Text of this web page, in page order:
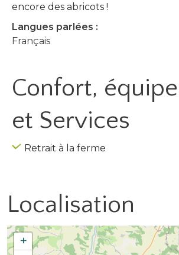
encore des abricots !
Langues parlées :
Français
Confort,
et Services
Retrait à la ferme
Localisation
+